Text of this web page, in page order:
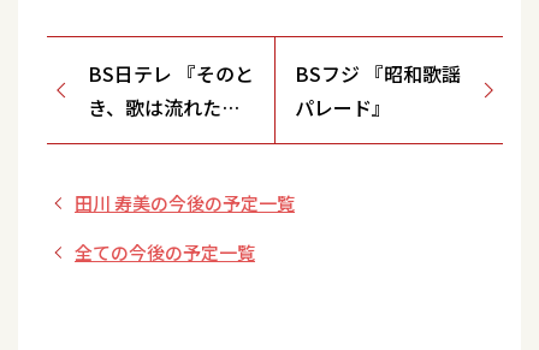
BS日テレ 『そのと
き、歌は流れた〜
時代を彩った昭和
BSフジ 『昭和歌謡
パレード』
田川 寿美の今後の予定一覧
全ての今後の予定一覧